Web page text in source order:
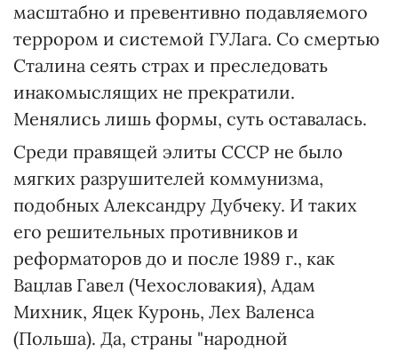
масштабно и превентивно подавляемого
террором и системой ГУЛага. Со смертью
Сталина сеять страх и преследовать
инакомыслящих не прекратили.
Менялись лишь формы, суть оставалась.
Среди правящей элиты СССР не было
мягких разрушителей коммунизма,
подобных Александру Дубчеку. И таких
его решительных противников и
реформаторов до и после 1989 г., как
Вацлав Гавел (Чехословакия), Адам
Михник, Яцек Куронь, Лех Валенса
(Польша). Да, страны "народной